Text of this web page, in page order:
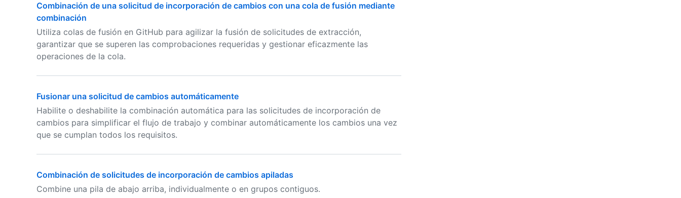
Combinación de una solicitud de incorporación de cambios con una cola de fusión mediante
combinación
Utiliza colas de fusión en GitHub para agilizar la fusión de solicitudes de extracción,
garantizar que se superen las comprobaciones requeridas y gestionar eficazmente las
operaciones de la cola.
Fusionar una solicitud de cambios automáticamente
Habilite o deshabilite la combinación automática para las solicitudes de incorporación de
cambios para simplificar el flujo de trabajo y combinar automáticamente los cambios una vez
que se cumplan todos los requisitos.
Combinación de solicitudes de incorporación de cambios apiladas
Combine una pila de abajo arriba, individualmente o en grupos contiguos.